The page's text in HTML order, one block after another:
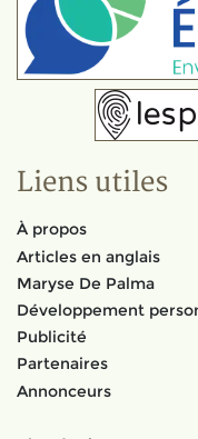
Liens utiles
À propos
Articles en anglais
Maryse De Palma
Développement
Publicité
Partenaires
Annonceurs